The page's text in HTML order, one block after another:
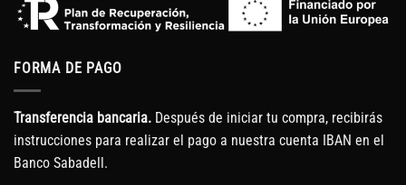
FORMA DE PAGO
Transferencia bancaria. Después de iniciar tu compra, recibirás
instrucciones para realizar el pago a nuestra cuenta IBAN en el
Banco Sabadell.